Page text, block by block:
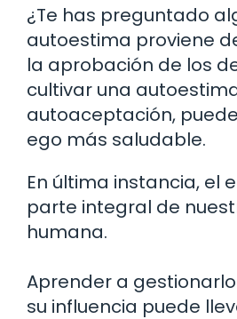
¿Te has preguntado
autoestima proviene
la aprobación de los
cultivar una
autoaceptación,
ego más saludable.
En última instancia, el
parte integral de
humana.
Aprender a
su influencia puede